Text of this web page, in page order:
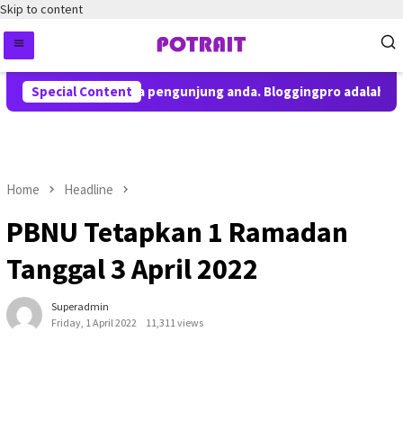
Skip to content
Special Contentkepada pengunjung anda. Bloggingpro adalah
Home Headline
PBNU Tetapkan 1 Ramadan
Tanggal 3 April 2022
Superadmin
Friday, 1 April 2022
11,311 views